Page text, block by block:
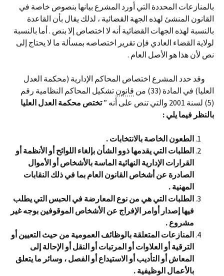
بالمنازعات المحددة التي أورد المشرع بيانها بنصوص خاصة في
القانون المنشئ لهذه الجهة القضائية ، لذلك يقال بأن القاعدة
بالنسبة لهذه الجهات القضائية أنه لا اختصاص إلا بنص . أما بالنسبة
لولاية القضاء العادي فإن تقرير اختصاصه بمسألة ما لا يحتاج إلى
نص لأن هذا هو الأصل العام .
وقد حدد المشرع اختصاص المحاكم الإدارية (محكمة العدل
العليا) في المادة (33) من
قانون تشكيل المحاكم النظامية رقم
(5) لسنة 2001 والتي تنص على أنه ”
تختص محكمة العدل العليا
بالنظر فيما يلي :
الطعون الخاصة بالانتخابات .
الطلبات التي يقدمها ذوو الشأن بإلغاء اللوائح أو الأنظمة أو
القرارات الإدارية النهائية الماسة بالأشخاص أو الأموال
الصادرة عن أشخاص القانون العام بما في ذلك النقابات
المهنية .
الطلبات التي هي من نوع المعارضة في الحبس التي يطلب
فيها إصدار أوامر الإفراج عن الأشخاص الموقوفين بوجه غير
مشروع .
المنازعات المتعلقة بالوظائف العمومية من حيث التعيين أو
الترقية أو العلاوات أو المرتبات أو النقل أو الإحالة إلى
المعاش أو التأديب أو الاستيداع أو الفصل ، وسائر ما يتعلق
بالأعمال الوظيفية .